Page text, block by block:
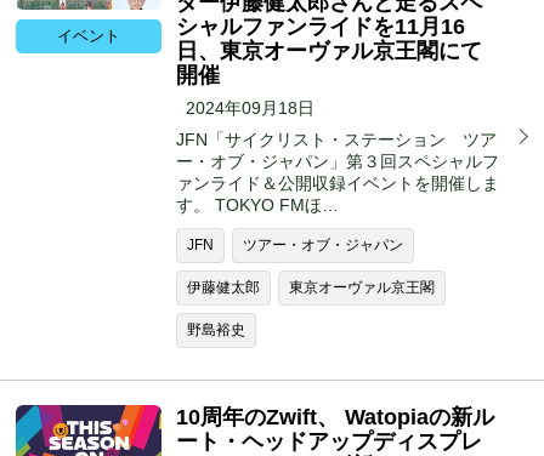
イベント
シャルファンライドを11月16
日、東京オーヴァル京王閣にて
開催
2024年09月18日
JFN「サイクリスト・ステーション ツア
ー・オブ・ジャパン」第３回スペシャルフ
ァンライド＆公開収録イベントを開催しま
す。 TOKYO FMほ…
JFN ツアー・オブ・ジャパン
伊藤健太郎 東京オーヴァル京王閣
野島裕史
10周年のZwift、 Watopiaの新ル
ート・ヘッドアップディスプレ